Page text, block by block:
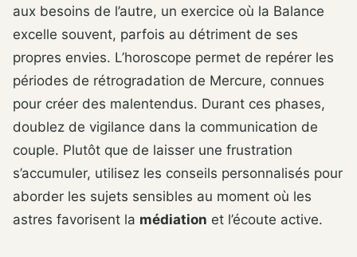
aux besoins de l’autre, un exercice où la Balance
excelle souvent, parfois au détriment de ses
propres envies. L’horoscope permet de repérer les
périodes de rétrogradation de Mercure, connues
pour créer des malentendus. Durant ces phases,
doublez de vigilance dans la communication de
couple. Plutôt que de laisser une frustration
s’accumuler, utilisez les conseils personnalisés pour
aborder les sujets sensibles au moment où les
astres favorisent la médiation et l’écoute active.